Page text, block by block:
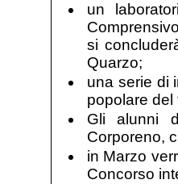
un
si
Quarzo;
una serie di
popolare del
Gli alunni
Corporeno,
in Marzo
Concorso